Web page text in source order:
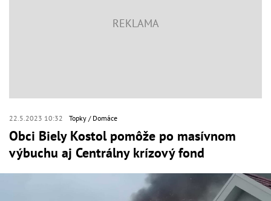
22.5.2023 10:32 Topky Domáce
Obci Biely Kostol pomôže po masívnom
výbuchu aj Centrálny krízový fond